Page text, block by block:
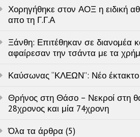
Χορηγήθηκε στον ΑΟΞ η ειδική
απο τη Γ.Γ.Α
Ξάνθη: Επιτέθηκαν σε διανομέα
αφαίρεσαν την τσάντα με τα
Καύσωνας “ΚΛΕΩΝ”: Νέο
Θρήνος στη Θάσο – Νεκροί στη
28χρονος και μία 74χρονη
Όλα τα άρθρα (5)